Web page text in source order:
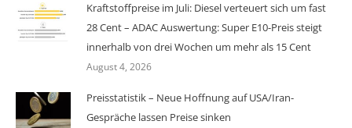
Kraftstoffpreise im Juli: Diesel verteuert sich um fast
28 Cent – ADAC Auswertung: Super E10-Preis steigt
innerhalb von drei Wochen um mehr als 15 Cent
August 4, 2026
Preisstatistik – Neue Hoffnung auf USA/Iran-
Gespräche lassen Preise sinken